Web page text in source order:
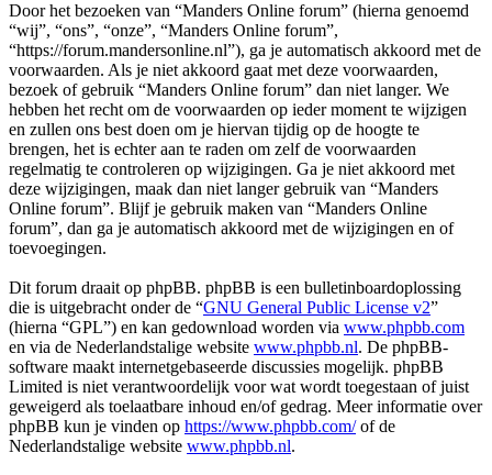
Door het bezoeken van “Manders Online forum” (hierna genoemd
“wij”, “ons”, “onze”, “Manders Online forum”,
“https://forum.mandersonline.nl”), ga je automatisch akkoord met de
voorwaarden. Als je niet akkoord gaat met deze voorwaarden,
bezoek of gebruik “Manders Online forum” dan niet langer. We
hebben het recht om de voorwaarden op ieder moment te wijzigen
en zullen ons best doen om je hiervan tijdig op de hoogte te
brengen, het is echter aan te raden om zelf de voorwaarden
regelmatig te controleren op wijzigingen. Ga je niet akkoord met
deze wijzigingen, maak dan niet langer gebruik van “Manders
Online forum”. Blijf je gebruik maken van “Manders Online
forum”, dan ga je automatisch akkoord met de wijzigingen en of
toevoegingen.
Dit forum draait op phpBB. phpBB is een bulletinboardoplossing
die is uitgebracht onder de “GNU General Public License v2”
(hierna “GPL”) en kan gedownload worden via www.phpbb.com
en via de Nederlandstalige website www.phpbb.nl. De phpBB-
software maakt internetgebaseerde discussies mogelijk. phpBB
Limited is niet verantwoordelijk voor wat wordt toegestaan of juist
geweigerd als toelaatbare inhoud en/of gedrag. Meer informatie over
phpBB kun je vinden op https://www.phpbb.com/of de
Nederlandstalige website www.phpbb.nl.